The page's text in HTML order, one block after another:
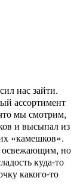
нас зайти.
ассортимент
мы смотрим,
и высыпал из
«камешков».
освежающим, но
куда-то
какого-то